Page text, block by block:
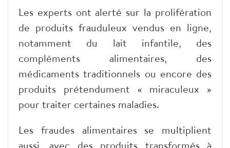
​Les experts ont alerté sur la prolifération
de produits frauduleux vendus en ligne,
notamment du lait infantile, des
compléments alimentaires, des
médicaments traditionnels ou encore des
produits prétendument « miraculeux »
pour traiter certaines maladies.
​Les fraudes alimentaires se multiplient